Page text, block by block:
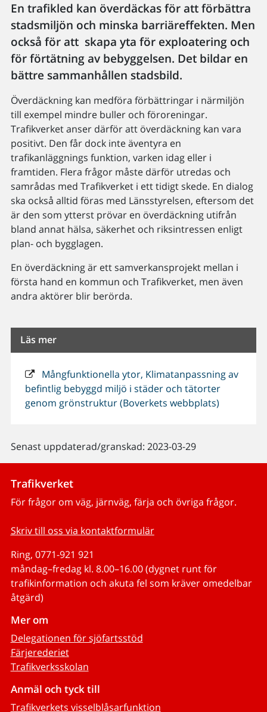
En trafikled kan överdäckas för att förbättra
stadsmiljön och minska barriäreffekten. Men
också för att skapa yta för exploatering och
för förtätning av bebyggelsen. Det bildar en
bättre sammanhållen stadsbild.
Överdäckning kan medföra förbättringar i närmiljön
till exempel mindre buller och föroreningar.
Trafikverket anser därför att överdäckning kan vara
positivt. Den får dock inte äventyra en
trafikanläggnings funktion, varken idag eller i
framtiden. Flera frågor måste därför utredas och
samrådas med Trafikverket i ett tidigt skede. En dialog
ska också alltid föras med Länsstyrelsen, eftersom det
är den som ytterst prövar en överdäckning utifrån
bland annat hälsa, säkerhet och riksintressen enligt
plan- och bygglagen.
En överdäckning är ett samverkansprojekt mellan i
första hand en kommun och Trafikverket, men även
andra aktörer blir berörda.
Läs mer
Mångfunktionella ytor, Klimatanpassning av
befintlig bebyggd miljö i städer och tätorter
genom grönstruktur (Boverkets webbplats)
Senast uppdaterad/granskad: 2023-03-29
Trafikverket
För frågor om väg, järnväg, färja och övriga frågor.
Skriv till oss via kontaktformulär
Ring, 0771-921 921
måndag–fredag kl. 8.00–16.00 (dygnet runt för
trafikinformation och akuta fel som kräver omedelbar
åtgärd)
Mer om
Delegationen för sjöfartsstöd
Färjerederiet
Trafikverksskolan
Anmäl och tyck till
Trafikverkets visselblåsarfunktion